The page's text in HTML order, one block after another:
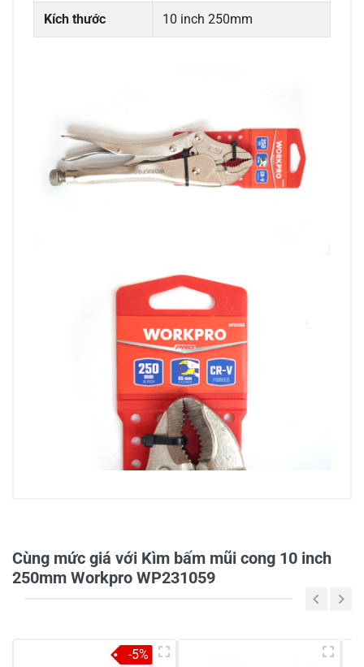
Kích thước 10 inch 250mm
Cùng mức giá với Kìm bấm mũi cong 10 inch
250mm Workpro WP231059
-5%